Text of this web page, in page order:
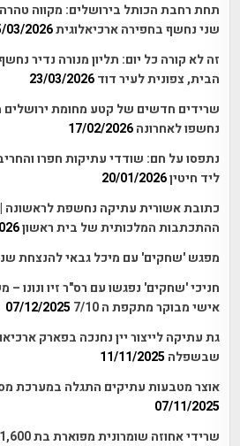
תחת רחבת הכותל בירושלים: מקווה
שני נחשף בחפירה ארכיאלוגית03/2026
זה לא קורה כל יום: תליון מנורה נדיר
הבית, צפונית לעיר דוד 23/03/2026
שרידים חדשים של קטע מחומת
נחשפו לאחרונה 17/02/2026
נתפסו על חם: שודדי עתיקות חפרו
ליד חיטין20/01/2026
כתובת אשורית עתיקה נחשפת לראשונה
ההתכתבות המלכותית של בית ראשון
מפגש 'שחקים' עם מיכל גבאי להנצחת
חניכי 'שחקים' נפגשו עם רס"ר זיו ונונו
אישי מבוקר מתקפת ה 7/10
07/12/2025
גת עתיקה לייצור יין נחנכה בפארק
שבשפלה 11/11/2025
אוצר מטבעות עתיקים התגלה במערכת
07/11/2025